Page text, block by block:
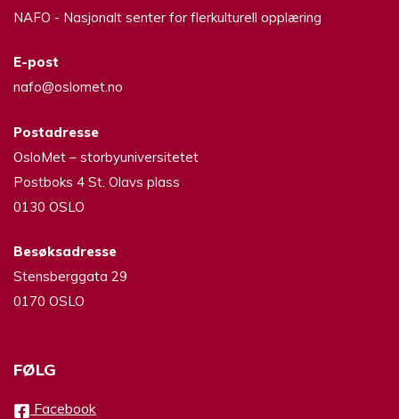
NAFO - Nasjonalt senter for flerkulturell opplæring
E-post
nafo@oslomet.no
Postadresse
OsloMet – storbyuniversitetet
Postboks 4 St. Olavs plass
0130 OSLO
Besøksadresse
Stensberggata 29
0170 OSLO
FØLG
Facebook